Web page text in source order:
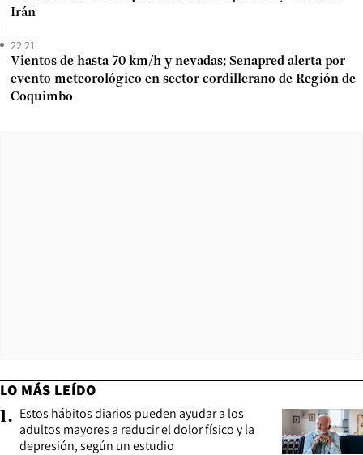
Irán
22:21
Vientos de hasta 70 km/h y nevadas: Senapred alerta por
evento meteorológico en sector cordillerano de Región de
Coquimbo
LO MÁS LEÍDO
1. Estos hábitos diarios pueden ayudar a los
adultos mayores a reducir el dolor físico y la
depresión, según un estudio